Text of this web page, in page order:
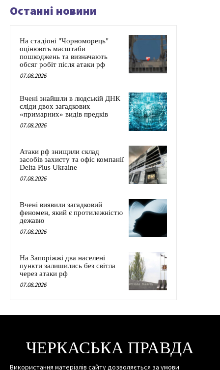
Останні новини
На стадіоні "Чорноморець"
оцінюють масштаби
пошкоджень та визначають
обсяг робіт після атаки рф
07.08.2026
Вчені знайшли в людській ДНК
сліди двох загадкових
«примарних» видів предків
07.08.2026
Атаки рф знищили склад
засобів захисту та офіс компанії
Delta Plus Ukraine
07.08.2026
Вчені виявили загадковий
феномен, який є протилежністю
дежавю
07.08.2026
На Запоріжжі два населені
пункти залишились без світла
через атаки рф
07.08.2026
ЧЕРКАСЬКА ПРАВДА
Використання матеріалів сайту дозволяється за умови